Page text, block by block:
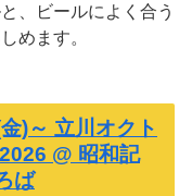
、ビールによく合う
めます。
)～ 立川オクト
@ 昭和記
ば